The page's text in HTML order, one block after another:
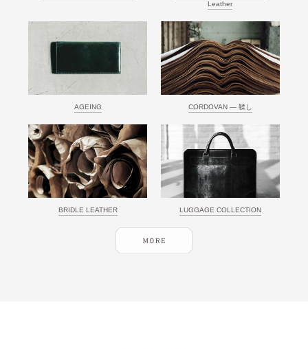
Leather
AGEING CORDOVAN ― 鞣し
BRIDLE LEATHER LUGGAGE COLLECTION